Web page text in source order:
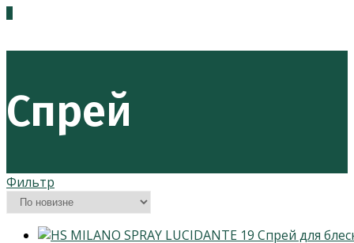
ПО
ВЕБ-
САЙТУ
Спрей
Фильтр